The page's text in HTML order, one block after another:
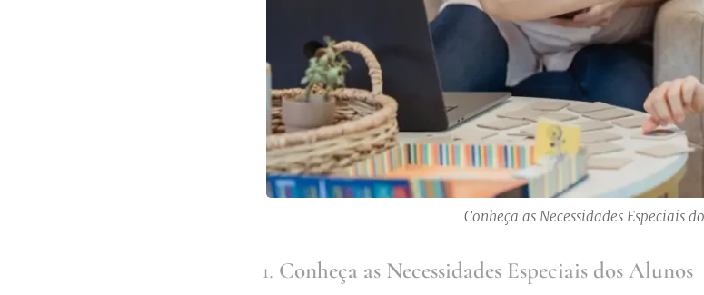
Conheça as Necessidades Especiais
1. Conheça as Necessidades Especiais dos Alunos